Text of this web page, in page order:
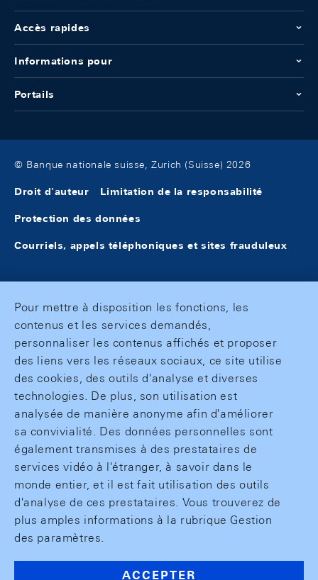
Accès rapides
Informations pour
Portails
© Banque nationale suisse, Zurich (Suisse) 2026
Droit d'auteur Limitation de la responsabilité
Protection des données
Courriels, appels téléphoniques et sites frauduleux
Pour mettre à disposition les fonctions, les
contenus et les services demandés,
personnaliser les contenus affichés et proposer
des liens vers les réseaux sociaux, ce site utilise
des cookies, des outils d'analyse et diverses
technologies. De plus, son utilisation est
analysée de manière anonyme afin d'améliorer
sa convivialité. Des données personnelles sont
également transmises à des prestataires de
services vidéo à l'étranger, à savoir dans le
monde entier, et il est fait utilisation des outils
d'analyse de ces prestataires. Vous trouverez de
plus amples informations à la rubrique Gestion
des paramètres.
ACCEPTER